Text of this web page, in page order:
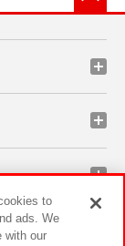
to
ads. We
with our